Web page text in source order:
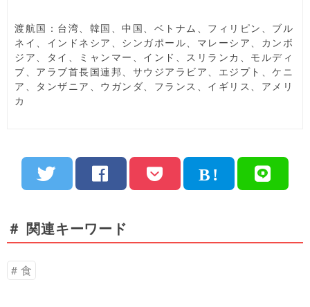
渡航国：台湾、韓国、中国、ベトナム、フィリピン、ブル
ネイ、インドネシア、シンガポール、マレーシア、カンボ
ジア、タイ、ミャンマー、インド、スリランカ、モルディ
ブ、アラブ首長国連邦、サウジアラビア、エジプト、ケニ
ア、タンザニア、ウガンダ、フランス、イギリス、アメリ
カ
＃ 関連キーワード
食